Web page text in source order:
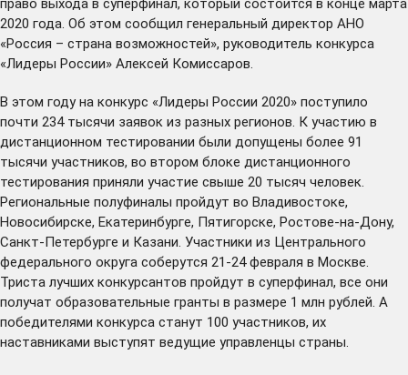
2020 года. Об этом сообщил генеральный директор АНО
«Россия – страна возможностей», руководитель конкурса
«Лидеры России» Алексей Комиссаров.
В этом году на конкурс «Лидеры России 2020» поступило
почти 234 тысячи заявок из разных регионов. К участию в
дистанционном тестировании были допущены более 91
тысячи участников, во втором блоке дистанционного
тестирования приняли участие свыше 20 тысяч человек.
Региональные полуфиналы пройдут во Владивостоке,
Новосибирске, Екатеринбурге, Пятигорске, Ростове-на-Дону,
Санкт-Петербурге и Казани. Участники из Центрального
федерального округа соберутся 21-24 февраля в Москве.
Триста лучших конкурсантов пройдут в суперфинал, все они
получат образовательные гранты в размере 1 млн рублей. А
победителями конкурса станут 100 участников, их
наставниками выступят ведущие управленцы страны.